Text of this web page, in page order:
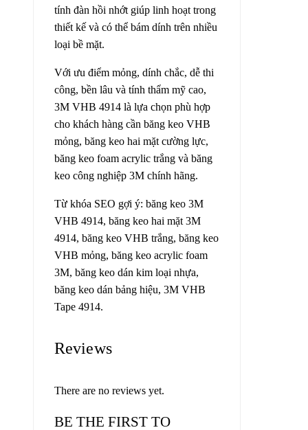
tính đàn hồi nhớt giúp linh hoạt trong
thiết kế và có thể bám dính trên nhiều
loại bề mặt.
Với ưu điểm mỏng, dính chắc, dễ thi
công, bền lâu và tính thẩm mỹ cao,
3M VHB 4914 là lựa chọn phù hợp
cho khách hàng cần băng keo VHB
mỏng, băng keo hai mặt cường lực,
băng keo foam acrylic trắng và băng
keo công nghiệp 3M chính hãng.
Từ khóa SEO gợi ý: băng keo 3M
VHB 4914, băng keo hai mặt 3M
4914, băng keo VHB trắng, băng keo
VHB mỏng, băng keo acrylic foam
3M, băng keo dán kim loại nhựa,
băng keo dán bảng hiệu, 3M VHB
Tape 4914.
Reviews
There are no reviews yet.
BE THE FIRST TO